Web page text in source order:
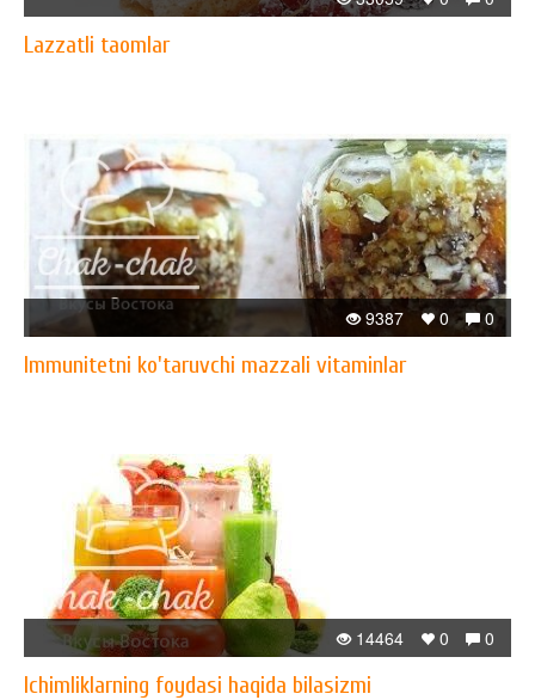
Lazzatli taomlar
0
0
9387
Immunitetni ko'taruvchi mazzali vitaminlar
0
0
14464
Ichimliklarning foydasi haqida bilasizmi